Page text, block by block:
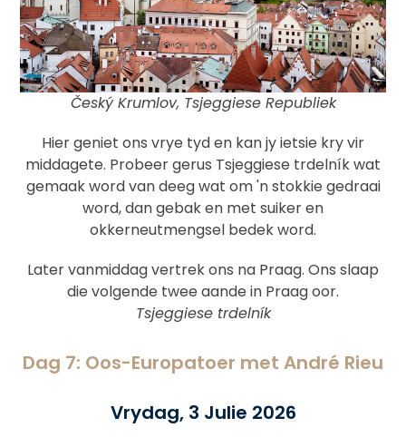
Český Krumlov, Tsjeggiese Republiek
Hier geniet ons vrye tyd en kan jy ietsie kry vir
middagete. Probeer gerus Tsjeggiese trdelník wat
gemaak word van deeg wat om 'n stokkie gedraai
word, dan gebak en met suiker en
okkerneutmengsel bedek word.
Later vanmiddag vertrek ons na Praag. Ons slaap
die volgende twee aande in Praag oor.
Tsjeggiese trdelník
Dag 7: Oos-Europatoer met André Rieu
Vrydag, 3 Julie 2026